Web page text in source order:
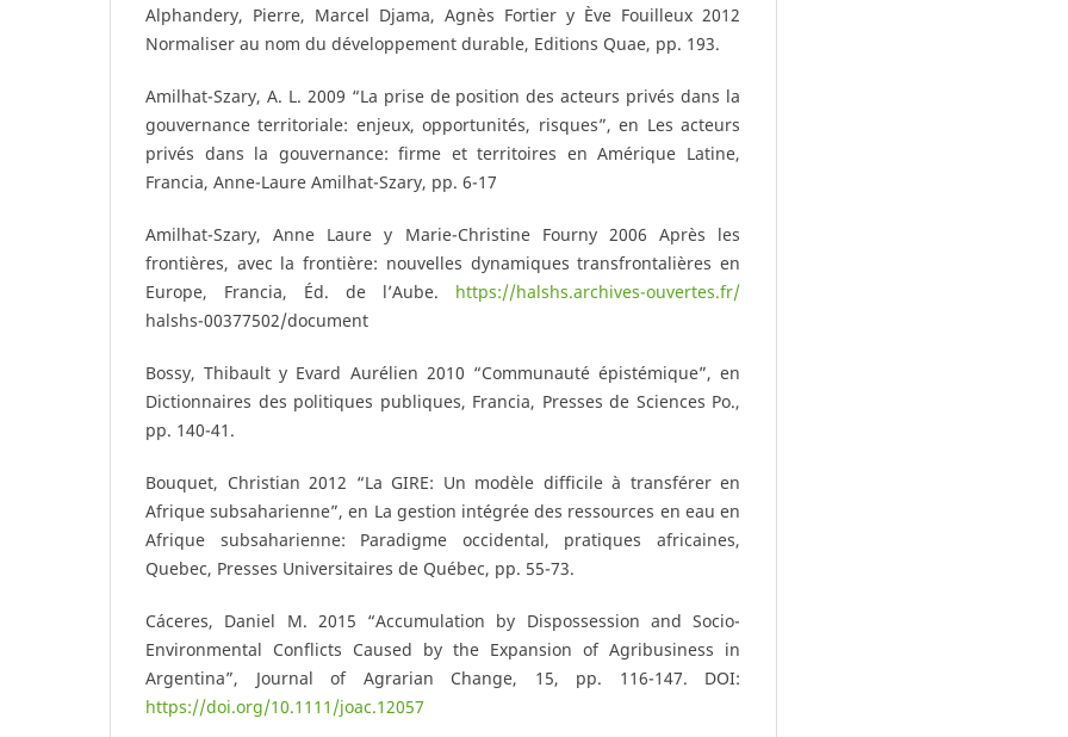
Alphandery, Pierre, Marcel Djama, Agnès Fortier y Ève Fouilleux 2012
Normaliser au nom du développement durable, Editions Quae, pp. 193.
Amilhat-Szary, A. L. 2009 “La prise de position des acteurs privés dans la
gouvernance territoriale: enjeux, opportunités, risques”, en Les acteurs
privés dans la gouvernance: firme et territoires en Amérique Latine,
Francia, Anne-Laure Amilhat-Szary, pp. 6-17
Amilhat-Szary, Anne Laure y Marie-Christine Fourny 2006 Après les
frontières, avec la frontière: nouvelles dynamiques transfrontalières en
Europe, Francia, Éd. de l’Aube. https://halshs.archives-ouvertes.fr/
halshs-00377502/document
Bossy, Thibault y Evard Aurélien 2010 “Communauté épistémique”, en
Dictionnaires des politiques publiques, Francia, Presses de Sciences Po.,
pp. 140-41.
Bouquet, Christian 2012 “La GIRE: Un modèle difficile à transférer en
Afrique subsaharienne”, en La gestion intégrée des ressources en eau en
Afrique subsaharienne: Paradigme occidental, pratiques africaines,
Quebec, Presses Universitaires de Québec, pp. 55-73.
Cáceres, Daniel M. 2015 “Accumulation by Dispossession and Socio-
Environmental Conflicts Caused by the Expansion of Agribusiness in
Argentina”, Journal of Agrarian Change, 15, pp. 116-147. DOI:
https://doi.org/10.1111/joac.12057